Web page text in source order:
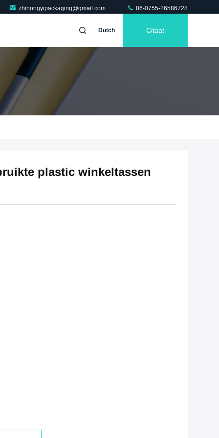
zhihongyipackaging@gmail.com 86-0755-26586728
Dutch Citaat
plastic winkeltassen